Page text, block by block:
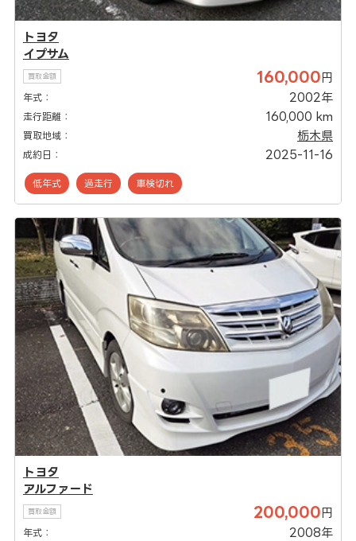
トヨタ
イプサム
買取金額 160,000 円
年式： 2002年
走行距離： 160,000 km
買取地域： 栃木県
成約日： 2025-11-16
低年式 過走行 車検切れ
トヨタ
アルファード
買取金額 200,000 円
年式： 2008年